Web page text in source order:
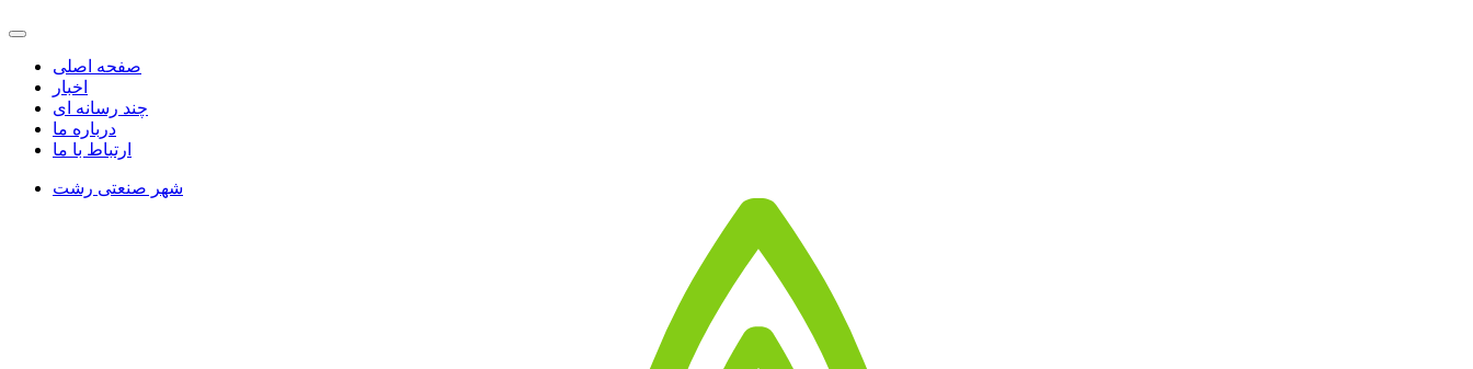
صفحه اصلی
اخبار
چند رسانه ای
درباره ما
ارتباط با ما
شهر صنعتی رشت